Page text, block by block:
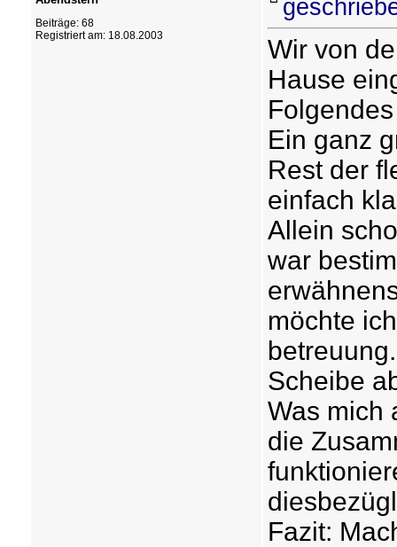
Beiträge: 68
Registriert am: 18.08.2003
Wir von
Hause
Ein ganz
Rest der
einfach
Allein
war
möchte
Scheibe
Was mich
die
Fazit: